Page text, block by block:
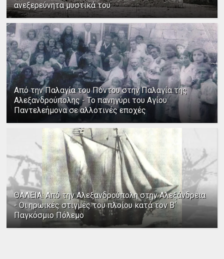
ανεξερεύνητα μυστικά του
Από την Παλαγία του Πόντου στην Παλαγία της
Αλεξανδρούπολης - Το πανηγύρι του Αγίου
Παντελεήμονα σε αλλοτινές εποχές
ΘΑΛΕΙΑ: Από την Αλεξανδρούπολη στην Αλεξάνδρεια
- Οι ηρωικές στιγμές του πλοίου κατά τον Β΄
Παγκόσμιο Πόλεμο